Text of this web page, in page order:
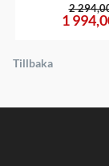
1
2
Tillbaka